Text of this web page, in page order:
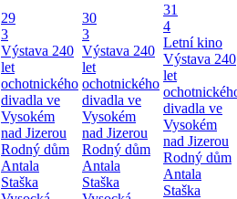
29
3
Výstava 240
let
ochotnického
divadla ve
Vysokém
nad Jizerou
Rodný dům
Antala
Staška
30
3
Výstava 240
let
ochotnického
divadla ve
Vysokém
nad Jizerou
Rodný dům
Antala
Staška
31
4
Letní kino
Výstava 240
let
divadla ve
Vysokém
nad Jizerou
Rodný dům
Antala
Staška